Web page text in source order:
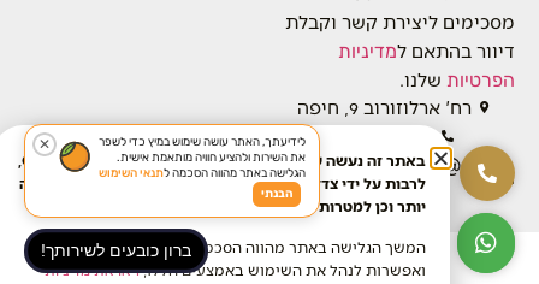
מסכימים ליצירת קשר וקבלת
דיוור בהתאם למדיניות
הפרטיות שלנו.
רח' ארלוזורוב 9, חיפה
04-8268800
baronhats.service@gm
ail.com
עיצוב ופיתוח: פייגי וילבושביץ
✕
לידיעתך, האתר עושה שימוש במיץ כדי לשפר
את השירות ולהציע חוויה מותאמת אישית.
הגלישה באתר מהווה הסכמה לתנאי השימוש
הבנתי
ברון כובעים לשירותך!
באתר זה נעשה שימוש בטכנולוגיות איסוף מידע כגון Cookies,
לרבות על ידי צדדים שלישיים, כדי לספק לך חוויית גלישה טובה
יותר וכן למטרות סטטיסטיקה, איפיון ושיווק.
המשך הגלישה באתר מהווה הסכמתך לכך. למידע נוסף בנושא
ואפשרות לנהל את השימוש באמצעים הללו,ראו את מדיניות